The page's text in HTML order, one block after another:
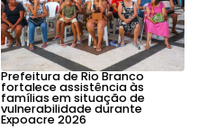
Prefeitura de Rio Branco
fortalece assistência às
famílias em situação de
vulnerabilidade durante
Expoacre 2026